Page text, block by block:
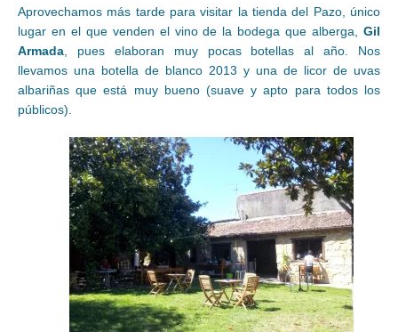
Aprovechamos más tarde para visitar la tienda del Pazo, único
lugar en el que venden el vino de la bodega que alberga, Gil
Armada , pues elaboran muy pocas botellas al año. Nos
llevamos una botella de blanco 2013 y una de licor de uvas
albariñas que está muy bueno (suave y apto para todos los
públicos).